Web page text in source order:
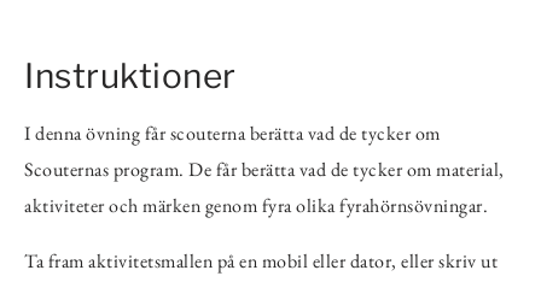
Instruktioner
I denna övning får scouterna berätta vad de tycker om
Scouternas program. De får berätta vad de tycker om material,
aktiviteter och märken genom fyra olika fyrahörnsövningar.
Ta fram aktivitetsmallen på en mobil eller dator, eller skriv ut